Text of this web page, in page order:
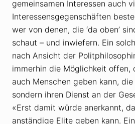
gemeinsamen Interessen auch
Interessensgegenschäften
wer von denen, die ‘da oben’
schaut – und inwiefern. Ein
nach Ansicht der
immerhin die Möglichkeit offen,
auch Menschen geben kann,
sondern ihren Dienst an der
«Erst damit würde anerkannt,
anständige Elite geben kann.